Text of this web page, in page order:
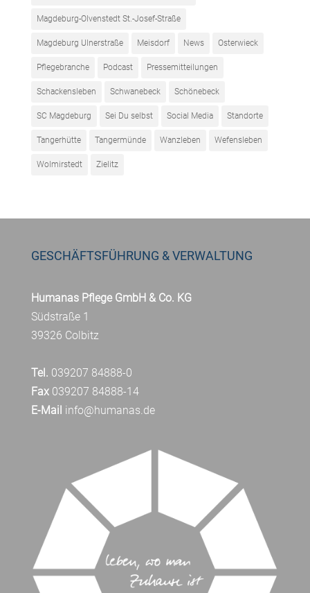
Magdeburg-Olvenstedt St.-Josef-Straße
Magdeburg Ulnerstraße Meisdorf News Osterwieck
Pflegebranche Podcast Pressemitteilungen
Schackensleben Schwanebeck Schönebeck
SC Magdeburg Sei Du selbst Social Media Standorte
Tangerhütte Tangermünde Wanzleben Wefensleben
Wolmirstedt Zielitz
GESCHÄFTSFÜHRUNG & VERWALTUNG
Humanas Pflege GmbH & Co. KG
Südstraße 1
39326 Colbitz
Tel. 039207 84888-0
Fax039207 84888-14
E-Mail info@humanas.de